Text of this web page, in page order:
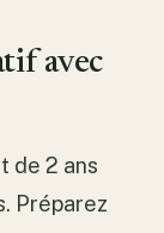
avec
de 2 ans
Préparez